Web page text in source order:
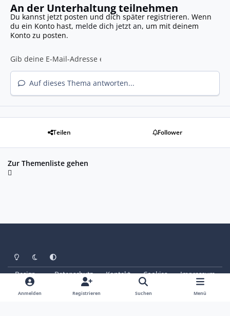
An der Unterhaltung teilnehmen
Du kannst jetzt posten und dich später registrieren. Wenn
du ein Konto hast, melde dich jetzt an, um mit deinem
Konto zu posten.
Auf dieses Thema antworten...
Teilen Follower
Zur Themenliste gehen
Heller ModusDunkler Modus
Systemeinstellung
Design Datenschutz Kontakt Cookies
Impressum
© Copyright 2025 - SAABoteure e. V.
Powered by Invision Community
Anmelden Registrieren Suchen Menü